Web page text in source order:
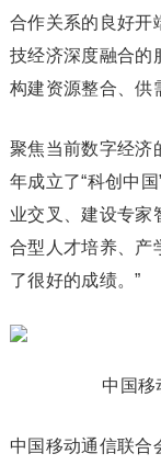
合作关系的良好开
技经济深度融合的
构建资源整合、供
聚焦当前数字经济
年成立了“科创中
业交叉、建设专家
合型人才培养、产
了很好的成绩。”
中国移
中国移动通信联合